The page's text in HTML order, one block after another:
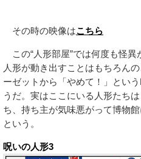
その時の映像はこちら
この“人形部屋”では何度も怪異
人形が動き出すことはもちろん
ーゼットから「やめて！」とい
うだ。実はここにいる人形たち
ち、持ち主が気味悪がって博物
という。
呪いの人形3